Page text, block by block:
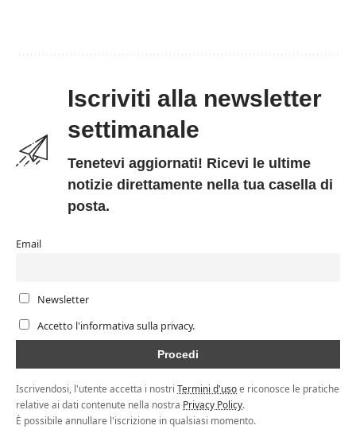
Iscriviti alla newsletter
settimanale
Tenetevi aggiornati! Ricevi le ultime
notizie direttamente nella tua casella di
posta.
Email
Newsletter
Accetto l'informativa sulla privacy.
Iscrivendosi, l'utente accetta i nostri Termini d'usoe riconosce le pratiche
relative ai dati contenute nella nostra Privacy Policy.
È possibile annullare l'iscrizione in qualsiasi momento.